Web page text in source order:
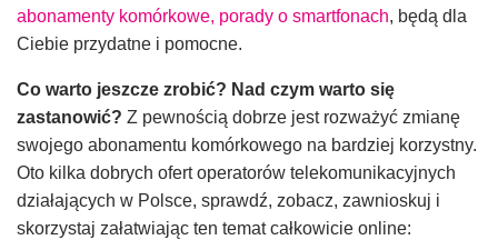
abonamenty komórkowe, porady o smartfonach, będą dla
Ciebie przydatne i pomocne.
Co warto jeszcze zrobić? Nad czym warto się
zastanowić? Z pewnością dobrze jest rozważyć zmianę
swojego abonamentu komórkowego na bardziej korzystny.
Oto kilka dobrych ofert operatorów telekomunikacyjnych
działających w Polsce, sprawdź, zobacz, zawnioskuj i
skorzystaj załatwiając ten temat całkowicie online: